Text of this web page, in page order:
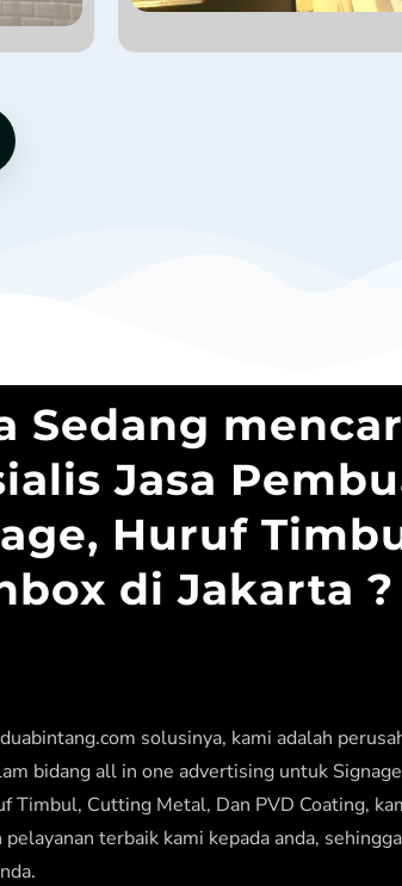
Sedang
Jasa
Huruf
di Jakarta ?
solusinya, kami adalah
bidang all in one advertising untuk
Timbul, Cutting Metal, Dan PVD Coating,
terbaik kami kepada anda,